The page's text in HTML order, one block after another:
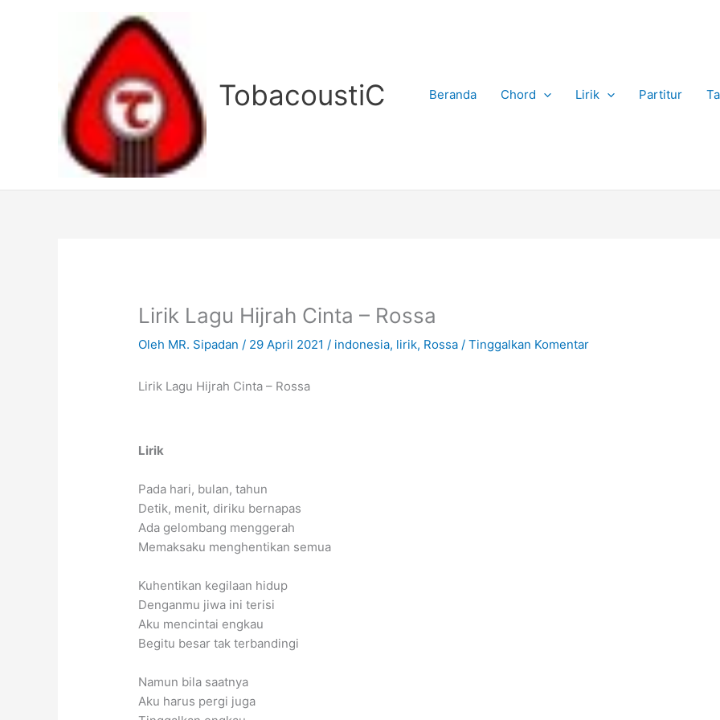
TobacoustiC Beranda Chord Lirik Partitur
Lirik Lagu Hijrah Cinta – Rossa
Oleh MR. Sipadan / 29 April 2021 / indonesia, lirik, Rossa /Tinggalkan Komentar
Lirik Lagu Hijrah Cinta – Rossa
Lirik
Pada hari, bulan, tahun
Detik, menit, diriku bernapas
Ada gelombang menggerah
Memaksaku menghentikan semua
Kuhentikan kegilaan hidup
Denganmu jiwa ini terisi
Aku mencintai engkau
Begitu besar tak terbandingi
Namun bila saatnya
Aku harus pergi juga